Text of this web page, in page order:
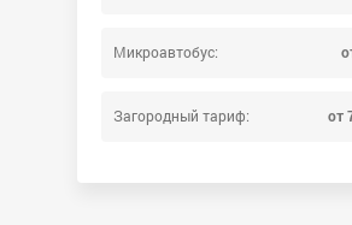
Микроавтобус:
Загородный тариф: от